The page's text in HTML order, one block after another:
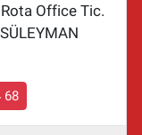
Office Tic.
68